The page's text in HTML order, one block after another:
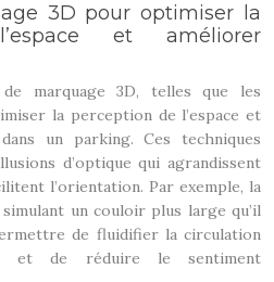
3D pour optimiser la
et améliorer
marquage 3D, telles que les
la perception de l’espace et
un parking. Ces techniques
d’optique qui agrandissent
l’orientation. Par exemple, la
un couloir plus large qu’il
de fluidifier la circulation
et de réduire le sentiment